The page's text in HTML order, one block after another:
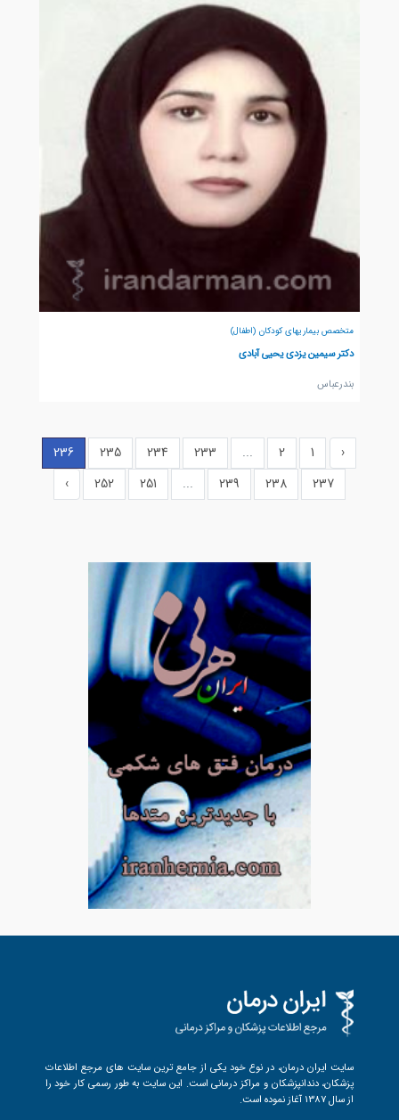
متخصص بیماریهای کودکان (اطفال)
دکتر سیمین یزدی یحیی آبادی
بندرعباس
‹
1
2
...
233
234
235
236
237
238
239
...
251
252
›
سایت ایران درمان، در نوع خود یکی از جامع ترین سایت های مرجع اطلاعات
پزشکان، دندانپزشکان و مراکز درمانی است. این سایت به طور رسمی کار خود را
از سال 1387 آغاز نموده است.